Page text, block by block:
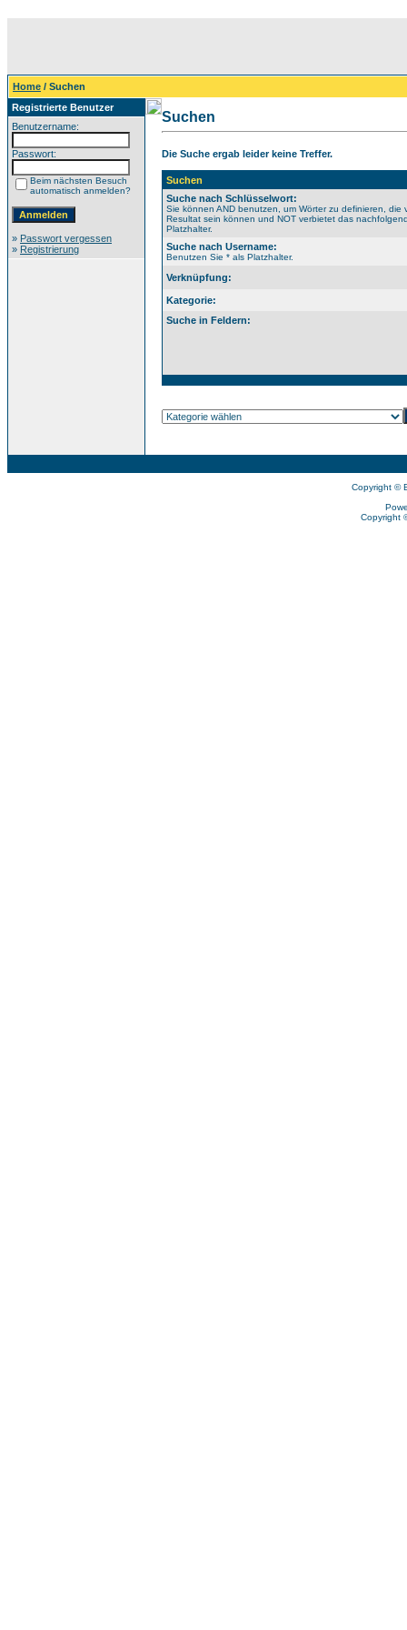
Home / Suchen
Registrierte Benutzer
Benutzername:
Passwort:
Beim nächsten Besuch
automatisch anmelden?
» Passwort vergessen
» Registrierung
Suchen
Die Suche ergab leider keine Treffer.
Suchen
Suche nach Schlüsselwort:
Sie können AND benutzen, um Wörter zu definieren, die
Resultat sein können und NOT verbietet das
Platzhalter.
Suche nach Username:
Benutzen Sie * als Platzhalter.
Verknüpfung:
Kategorie:
Suche in Feldern:
Copyright ©
Copyright